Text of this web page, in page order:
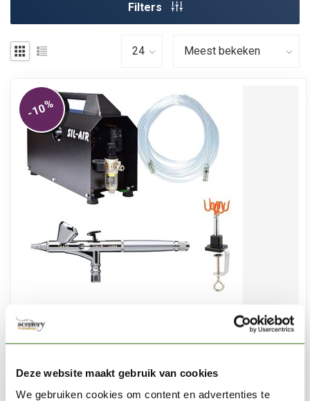
Deze website maakt gebruik van cookies
We gebruiken cookies om content en advertenties te
Filters
-10%
SCENERY WORKSHOP
Professional Airbrush Set
€999,50 €899,52
Niet op voorraad